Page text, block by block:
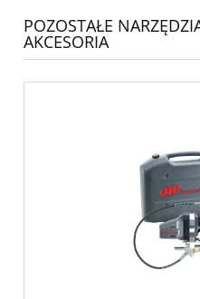
POZOSTAŁE
AKCESORIA